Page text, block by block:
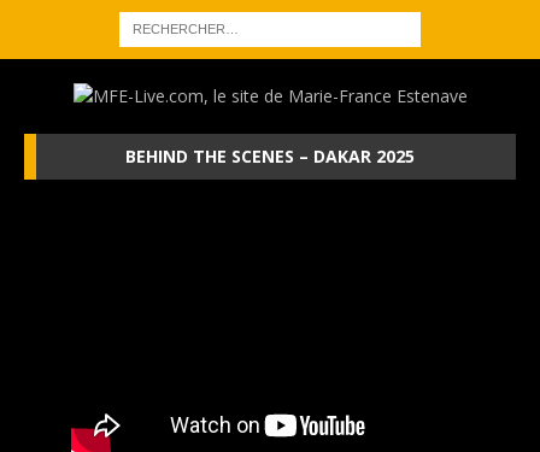
BEHIND THE SCENES – DAKAR 2025